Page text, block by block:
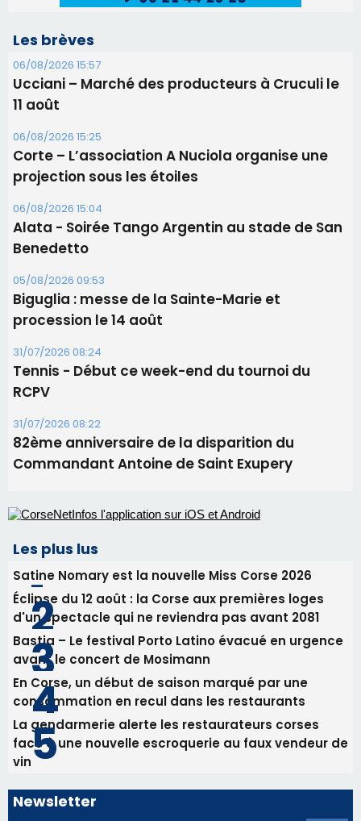
Alata - Soirée Tango Argentin au stade de San
Benedetto
05/08/2026 09:53
Biguglia : messe de la Sainte-Marie et
procession le 14 août
31/07/2026 08:24
Tennis - Début ce week-end du tournoi du
RCPV
31/07/2026 08:22
82ème anniversaire de la disparition du
Commandant Antoine de Saint Exupery
Les plus lus
Satine Nomary est la nouvelle Miss Corse 2026
d'un spectacle qui ne reviendra pas avant 2081
Bastia – Le festival Porto Latino évacué en urgence
avant le concert de Mosimann
consommation en recul dans les restaurants
face à une nouvelle escroquerie au faux vendeur de
vin
Newsletter
Inscrivez-vous à la newsletter de CNI et recevez par
email les infos les plus importantes et une sélection de
nos meilleurs articles